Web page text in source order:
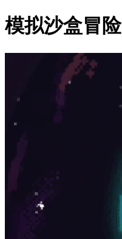
模拟沙盒冒险